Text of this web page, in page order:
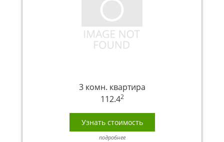
3 комн. квартира
112.42
Узнать стоимость
подробнее